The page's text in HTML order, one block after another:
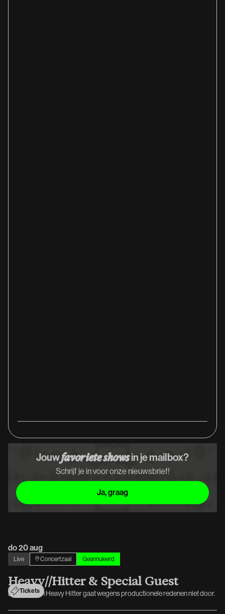
Jouwfavoriete showsin je mailbox?
Schrijf je in voor onze nieuwsbrief!
Ja, graag
do 20 aug
Live Concertzaal Geannuleerd
Heavy//Hitter & Special Guest
De show van Heavy Hitter gaat wegens productionele redenen niet door.
Tickets